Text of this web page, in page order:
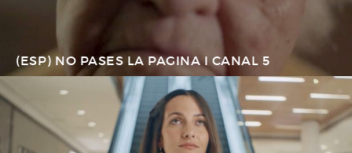
(ESP) NO PASES LA PAGINA I CANAL 5